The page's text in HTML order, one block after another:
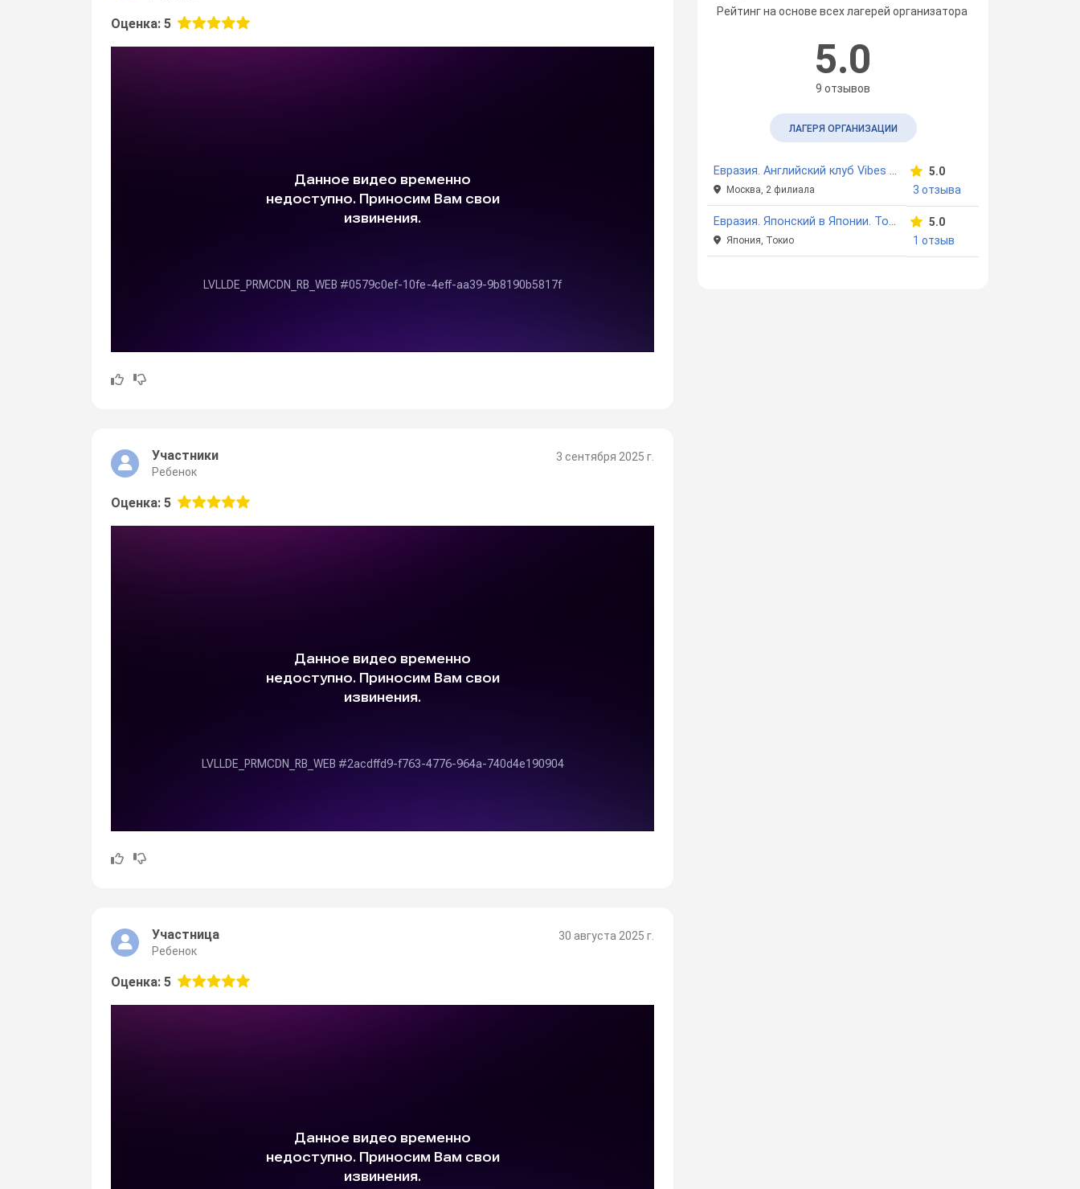
Оценка: 5
3 сентября 2025 г.
Участники
Ребенок
Оценка: 5
30 августа 2025 г.
Участница
Ребенок
Оценка: 5
Рейтинг на основе всех лагерей организатора
5.0
9 отзывов
ЛАГЕРЯ ОРГАНИЗАЦИИ
Евразия. Английский клуб Vibes Camp
Москва, 2 филиала
5.0
3 отзыва
Евразия. Японский в Японии. Токио
Япония, Токио
5.0
1 отзыв